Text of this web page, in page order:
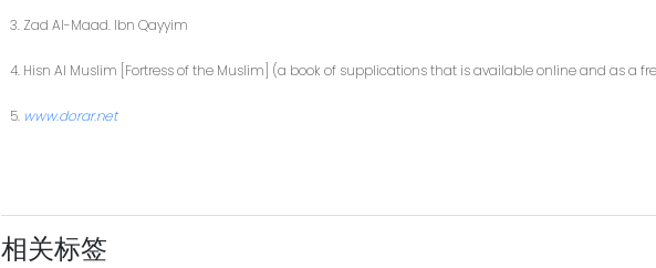
Zad Al-Maad. Ibn Qayyim
Hisn Al Muslim [Fortress of the Muslim] (a book of supplications that is available online and as a
www.dorar.net
相关标签